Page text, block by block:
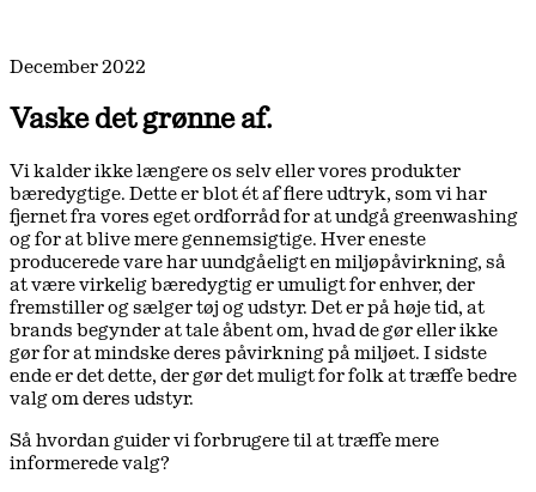
December 2022
Vaske det grønne af.
Vi kalder ikke længere os selv eller vores produkter
bæredygtige. Dette er blot ét af flere udtryk, som vi har
fjernet fra vores eget ordforråd for at undgå greenwashing
og for at blive mere gennemsigtige. Hver eneste
producerede vare har uundgåeligt en miljøpåvirkning, så
at være virkelig bæredygtig er umuligt for enhver, der
fremstiller og sælger tøj og udstyr. Det er på høje tid, at
brands begynder at tale åbent om, hvad de gør eller ikke
gør for at mindske deres påvirkning på miljøet. I sidste
ende er det dette, der gør det muligt for folk at træffe bedre
valg om deres udstyr.
Så hvordan guider vi forbrugere til at træffe mere
informerede valg?